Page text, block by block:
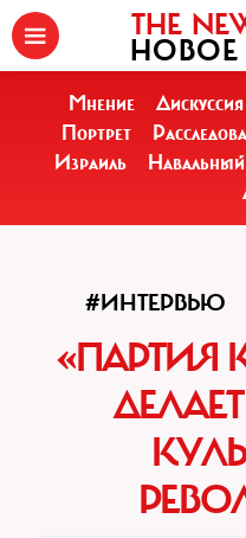
THE
НОВОЕ
Мнение Дискуссия
Портрет
Израиль
Навальный
#ИНТЕРВЬЮ
«ПАРТИЯ